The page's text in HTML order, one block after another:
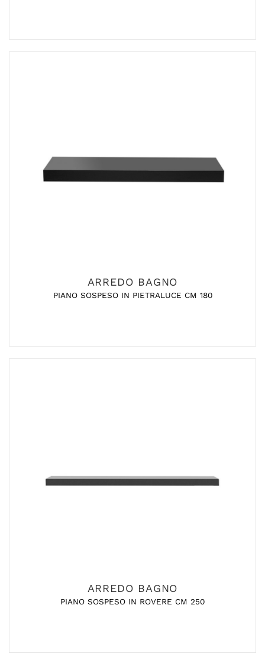
ARREDO BAGNO
PIANO SOSPESO IN PIETRALUCE CM 180
ARREDO BAGNO
PIANO SOSPESO IN ROVERE CM 250